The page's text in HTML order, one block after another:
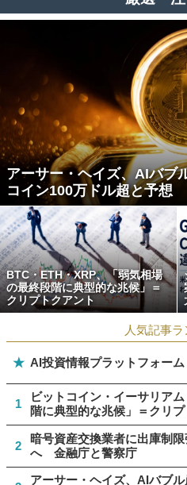
アーサー・ヘイズ、AIバブ
コイン100万ドル超と予想
BTC・ETH・XRP、「弱気相場
の最終段階に典型的な兆候」＝
クリプトクアント
人気記事
★ AI投資情報プラットフォー
1
ビットコイン・イーサリア
階に典型的な兆候」＝クリプ
2
暗号資産交換業者に出庫制
へ 金融庁と警察庁
アーサー・ヘイズ、AIバブ